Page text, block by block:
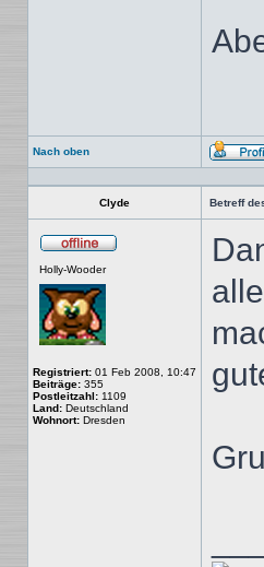
Nach oben
Clyde Betreff
Holly-Wooder
Registriert: 01 Feb 2008, 10:47
Beiträge: 355
Postleitzahl: 1109
Land: Deutschland
Wohnort: Dresden